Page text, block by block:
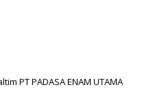
PT PADASA ENAM UTAMA